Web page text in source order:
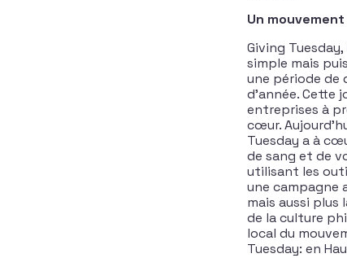
Un
Giving
simple mais
une période de
d’année. Cette
entreprises à
cœur.
Tuesday a à
de sang et de
utilisant les
une campagne
mais aussi
de la culture
local du
Tuesday: en